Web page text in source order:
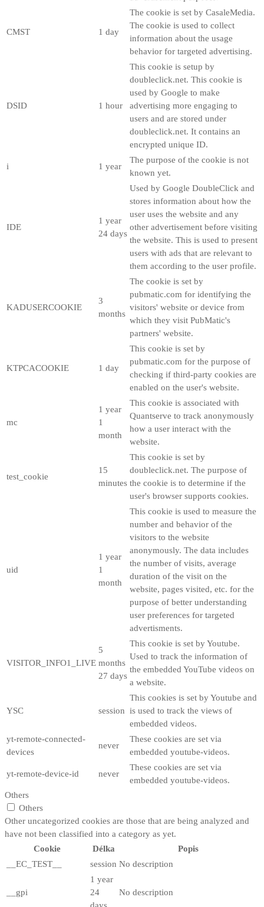
CMST 1 day
The cookie is set by CasaleMedia.
The cookie is used to collect
information about the usage
behavior for targeted advertising.
DSID 1 hour
This cookie is setup by
doubleclick.net. This cookie is
used by Google to make
advertising more engaging to
users and are stored under
doubleclick.net. It contains an
encrypted unique ID.
i 1 year
The purpose of the cookie is not
known yet.
IDE
1 year
24 days
Used by Google DoubleClick and
stores information about how the
user uses the website and any
other advertisement before visiting
the website. This is used to present
users with ads that are relevant to
them according to the user profile.
KADUSERCOOKIE
3
months
The cookie is set by
pubmatic.com for identifying the
visitors' website or device from
which they visit PubMatic's
partners' website.
KTPCACOOKIE 1 day
This cookie is set by
pubmatic.com for the purpose of
checking if third-party cookies are
enabled on the user's website.
mc
1 year
1
month
This cookie is associated with
Quantserve to track anonymously
how a user interact with the
website.
test_cookie
15
minutes
This cookie is set by
doubleclick.net. The purpose of
the cookie is to determine if the
user's browser supports cookies.
uid
1 year
1
month
This cookie is used to measure the
number and behavior of the
visitors to the website
anonymously. The data includes
the number of visits, average
duration of the visit on the
website, pages visited, etc. for the
purpose of better understanding
user preferences for targeted
advertisments.
VISITOR_INFO1_LIVE
5
months
27 days
This cookie is set by Youtube.
Used to track the information of
the embedded YouTube videos on
a website.
YSC session
This cookies is set by Youtube and
is used to track the views of
embedded videos.
yt-remote-connected-
devices
never
These cookies are set via
embedded youtube-videos.
yt-remote-device-id never
These cookies are set via
embedded youtube-videos.
Others
Others
Other uncategorized cookies are those that are being analyzed and
have not been classified into a category as yet.
Cookie
Délka
Popis
__EC_TEST__
session No description
__gpi
1 year
24
No description